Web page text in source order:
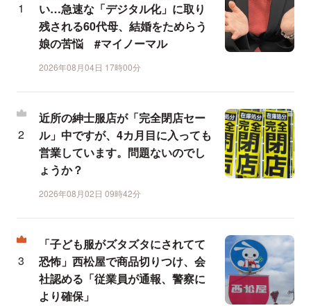
い…急速な「デジタル化」に取り
残される60代母、結婚をためらう
娘の苦悩 #マイノーマル
2026年08月04日 17時00分
近所の紳士服店が「完全閉店セー
ル」中ですが、4カ月目に入っても
営業しています。問題ないのでし
ょうか？
2026年08月02日 09時42分
「子ども服がズタズタにされてて
恐怖」西松屋で商品切りつけ、会
社認める「従業員が通報、警察に
より確保」